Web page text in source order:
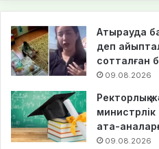
Атырауда
деп
сотталған
09.08.2026
Ректорлық
министрлік
ата-
09.08.2026